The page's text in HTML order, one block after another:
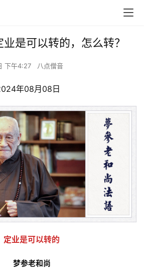
是可以转的，怎么转？
下午4:27 八点僧音
年08月08日
定业是可以转的
梦参老和尚